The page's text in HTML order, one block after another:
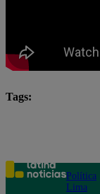
Tags:
Política
Lima